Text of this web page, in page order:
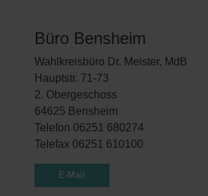
Büro Bensheim
Wahlkreisbüro Dr. Meister, MdB
Hauptstr. 71-73
2. Obergeschoss
64625 Bensheim
Telefon 06251 680274
Telefax 06251 610100
E-Mail